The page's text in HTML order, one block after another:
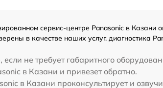
сервис-центре Panasonic в Казани
в качестве наших услуг. диагностика
если не требует габаритного
в Казани и привезет обратно.
в Казани проконсультирует и